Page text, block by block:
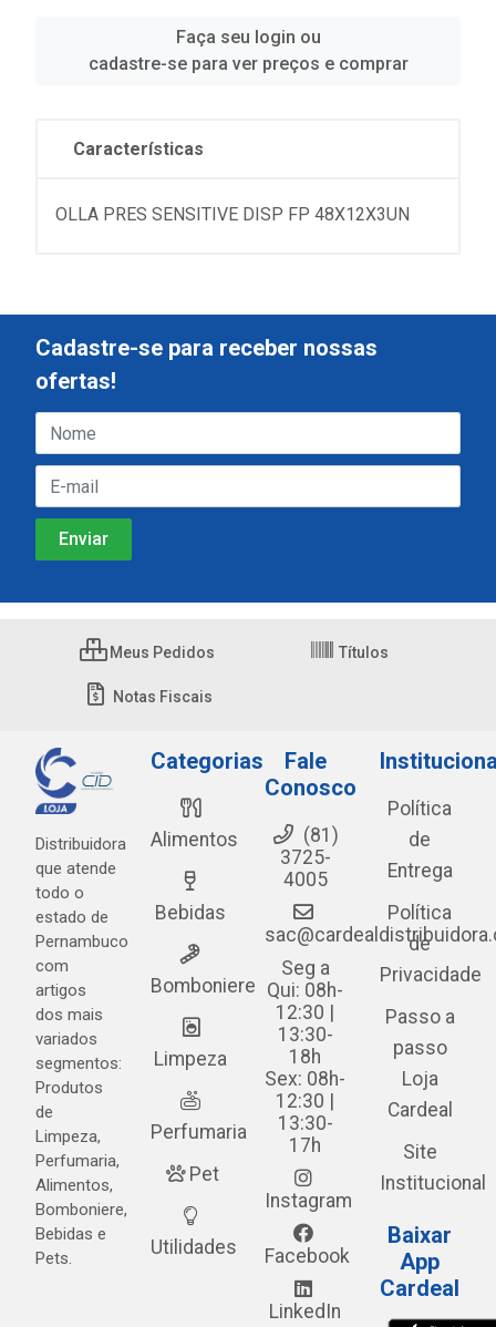
Faça seu login ou
cadastre-se para ver preços e comprar
Características
OLLA PRES SENSITIVE DISP FP 48X12X3UN
Cadastre-se para receber nossas
ofertas!
Meus Pedidos Títulos
Notas Fiscais
Distribuidora
que atende
todo o
estado de
Pernambuco
com
artigos
dos mais
variados
segmentos:
Produtos
de
Limpeza,
Perfumaria,
Alimentos,
Bomboniere,
Bebidas e
Pets.
Categorias
Alimentos
Bebidas
Bomboniere
Limpeza
Perfumaria
Pet
Utilidades
Fale
Conosco
(81)
3725-
4005
Seg a
Qui: 08h-
12:30 |
13:30-
18h
Sex: 08h-
12:30 |
13:30-
17h
Instagram
Facebook
LinkedIn
Política
de
Entrega
Política
de
Privacidade
Passo a
passo
Loja
Cardeal
Site
Institucional
Baixar
App
Cardeal